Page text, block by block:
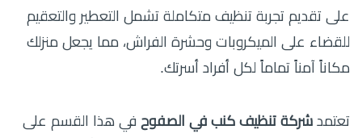
على تقديم تجربة تنظيف متكاملة تشمل التعطير والتعقيم
للقضاء على الميكروبات وحشرة الفراش، مما يجعل منزلك
مكاناً آمناً تماماً لكل أفراد أسرتك.
تعتمد شركة تنظيف كنب في الصفوح في هذا القسم على